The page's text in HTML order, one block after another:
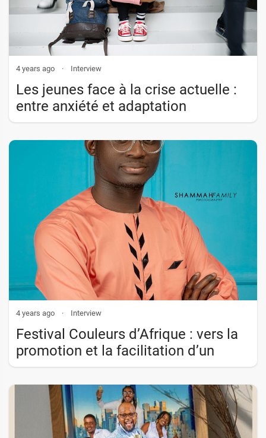
4 years ago · Interview
Les jeunes face à la crise actuelle :
entre anxiété et adaptation
4 years ago · Interview
Festival Couleurs d’Afrique : vers la
promotion et la facilitation d’un
brassage culturel